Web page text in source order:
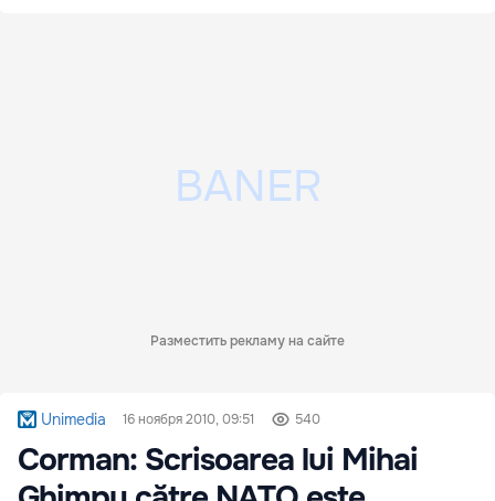
Разместить рекламу на сайте
Unimedia 16 ноября 2010, 09:51 540
Corman: Scrisoarea lui Mihai